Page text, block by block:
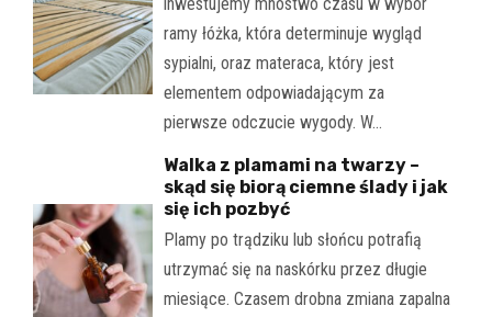
ramy łóżka, która determinuje wygląd
sypialni, oraz materaca, który jest
elementem odpowiadającym za
pierwsze odczucie wygody. W…
Walka z plamami na twarzy –
skąd się biorą ciemne ślady i jak
się ich pozbyć
Plamy po trądziku lub słońcu potrafią
utrzymać się na naskórku przez długie
miesiące. Czasem drobna zmiana zapalna